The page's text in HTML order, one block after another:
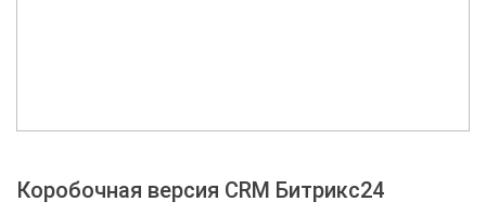
Коробочная версия CRM Битрикс24